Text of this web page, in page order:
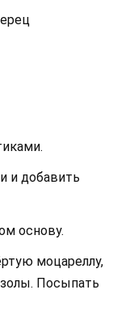
и добавить
основу.
моцареллу,
Посыпать